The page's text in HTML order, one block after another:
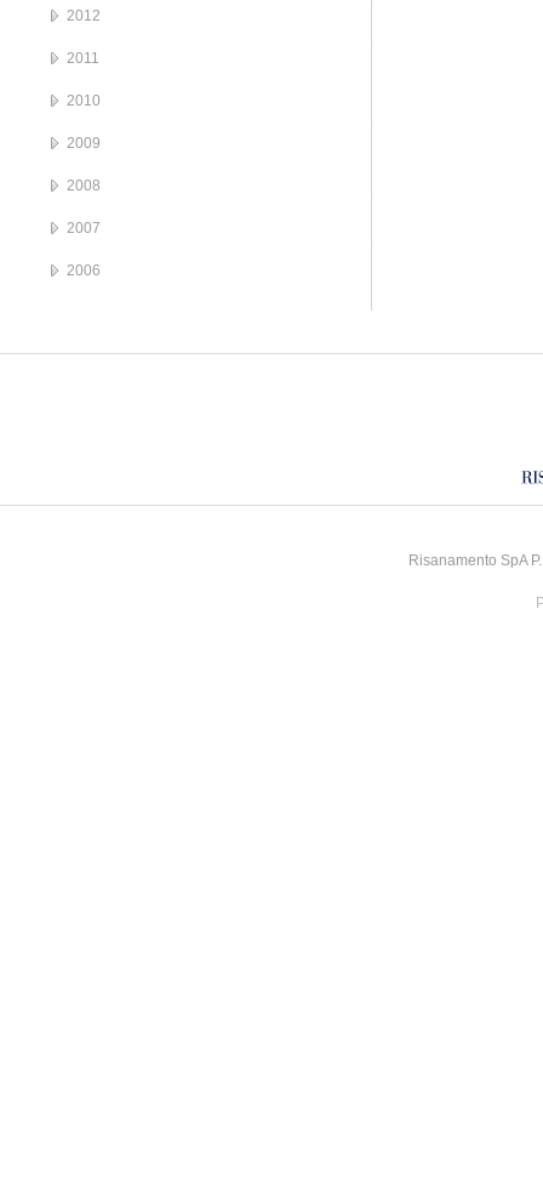
2012
2011
2010
2009
2008
2007
2006
Risanamento SpA